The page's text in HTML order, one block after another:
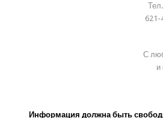
621-
С
и
Информация должна быть